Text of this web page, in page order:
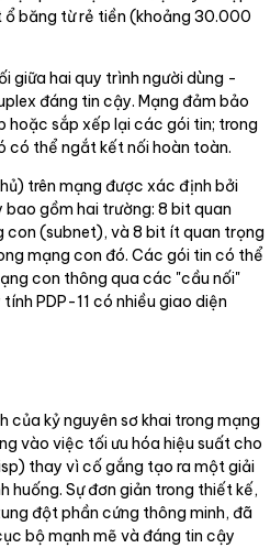
băng từ rẻ tiền (khoảng 30.000
giữa hai quy trình người dùng -
đáng tin cậy. Mạng đảm bảo
hoặc sắp xếp lại các gói tin; trong
có thể ngắt kết nối hoàn toàn.
trên mạng được xác định bởi
gồm hai trường: 8 bit quan
(subnet), và 8 bit ít quan trọng
mạng con đó. Các gói tin có thể
con thông qua các "cầu nối"
PDP-11 có nhiều giao diện
của kỷ nguyên sơ khai trong mạng
vào việc tối ưu hóa hiệu suất cho
thay vì cố gắng tạo ra một giải
huống. Sự đơn giản trong thiết kế,
đột phần cứng thông minh, đã
bộ mạnh mẽ và đáng tin cậy